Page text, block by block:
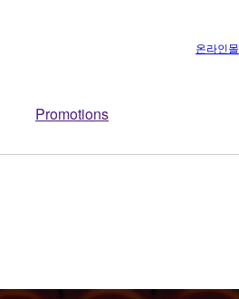
Promotions
온라인몰